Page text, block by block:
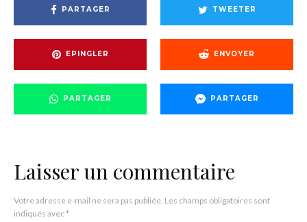
PARTAGER TWEETER
EPINGLER ENVOYER
PARTAGER PARTAGER
Laisser un commentaire
Votre adresse e-mail ne sera pas publiée. Les champs obligatoires sont
indiqués avec*